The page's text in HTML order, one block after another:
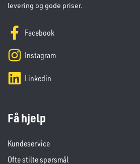
levering og gode priser.
Facebook
Instagram
Linkedin
Få hjelp
Kundeservice
Ofte stilte spørsmål